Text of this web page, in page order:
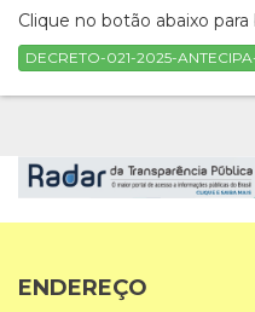
Clique no botão abaixo para
DECRETO-021-2025-
ENDEREÇO